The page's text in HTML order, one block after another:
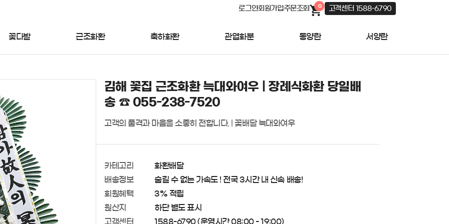
로그인회원가입주문조회 0 고객센터 1588-6790
꽃다발 근조화환 축하화환 관엽화분 동양란 서양란
김해 꽃집 근조화환 늑대와여우 | 장례식화환 당일배
송 ☎ 055-238-7520
고객의 품격과 마음을 소중히 전합니다. | 꽃배달 늑대와여우
카테고리
화환배달
배송정보
숨길 수 없는 가속도 ! 전국 3시간 내 신속 배송!
회원혜택
3% 적립
원산지
하단 별도 표시
고객센터
1588-6790 (운영시간 08:00 - 19:00)